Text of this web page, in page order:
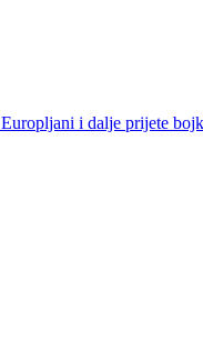
Europljani i dalje prijete